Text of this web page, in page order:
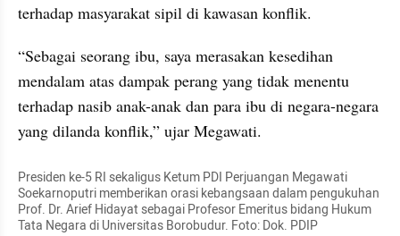
terhadap masyarakat sipil di kawasan konflik.
“Sebagai seorang ibu, saya merasakan kesedihan
mendalam atas dampak perang yang tidak menentu
terhadap nasib anak-anak dan para ibu di negara-negara
yang dilanda konflik,” ujar Megawati.
Presiden ke-5 RI sekaligus Ketum PDI Perjuangan Megawati
Soekarnoputri memberikan orasi kebangsaan dalam pengukuhan
Prof. Dr. Arief Hidayat sebagai Profesor Emeritus bidang Hukum
Tata Negara di Universitas Borobudur. Foto: Dok. PDIP